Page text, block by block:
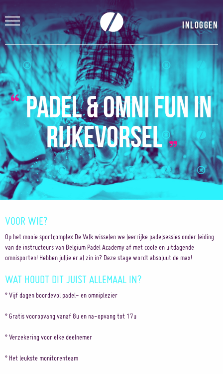
Inloggen
Padel & Omni Fun in
Rijkevorsel
VOOR WIE?
Op het mooie sportcomplex De Valk wisselen we leerrijke padelsessies onder leiding
van de instructeurs van Belgium Padel Academy af met coole en uitdagende
omnisporten! Hebben jullie er al zin in? Deze stage wordt absoluut de max!
WAT HOUDT DIT JUIST ALLEMAAL IN?
° Vijf dagen boordevol padel- en omniplezier
° Gratis vooropvang vanaf 8u en na-opvang tot 17u
° Verzekering voor elke deelnemer
° Het leukste monitorenteam